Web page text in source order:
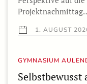
1. AUGUST
GYMNASIUM